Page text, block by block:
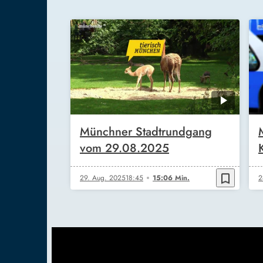
Münchner Stadtrundgang
vom 29.08.2025
29. Aug. 202518:45 15:06 Min. bookmark_border